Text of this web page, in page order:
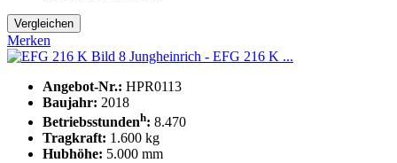
Vergleichen
Merken
Jungheinrich - EFG 216 K ...
Angebot-Nr.: HPR0113
Baujahr: 2018
Betriebsstundenh: 8.470
Tragkraft: 1.600 kg
Hubhöhe: 5.000 mm